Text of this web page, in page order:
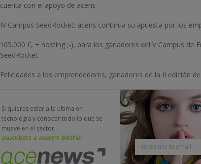
cuenta con el apoyo de acens
IV Campus SeedRocket: acens continua su apuesta por los
105.000 €, + hosting ;-), para los ganadores del V Campus de
SeedRocket
Felicidades a los emprendedores, ganadores de la II edición
Si quieres estar a la última en
tecnología y conocer todo lo que se
mueve en el sector,
¡suscríbete a nuestro boletín!